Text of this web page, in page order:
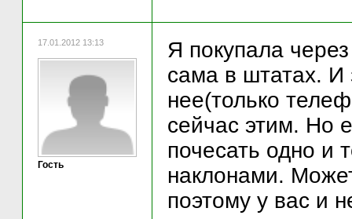
17.01.2012 13:13
Гость
Я покупала
сама в штатах. И
нее(только
сейчас этим. Но
почесать одно и
наклонами.
поэтому у вас и